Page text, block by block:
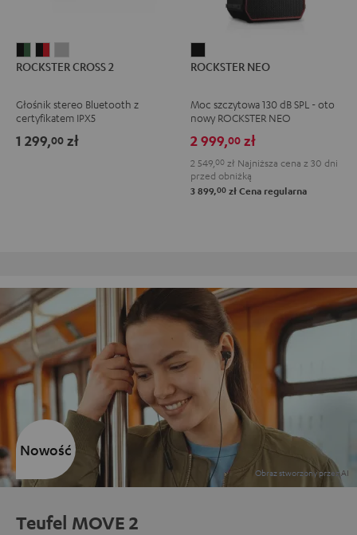
CROSS
Black
&
Green
CROSS
Black
Red
CROSS
Light
ROCKSTER CROSS 2
Głośnik stereo Bluetooth z
certyfikatem IPX5
1 299,00 zł
NEO
ROCKSTER NEO
Moc szczytowa 130 dB SPL - oto
nowy ROCKSTER NEO
2 999,00 zł
2 549,00 zł Najniższa cena z 30 dni
przed obniżką
3 899,00 zł Cena regularna
Teufel MOVE 2
Nowość